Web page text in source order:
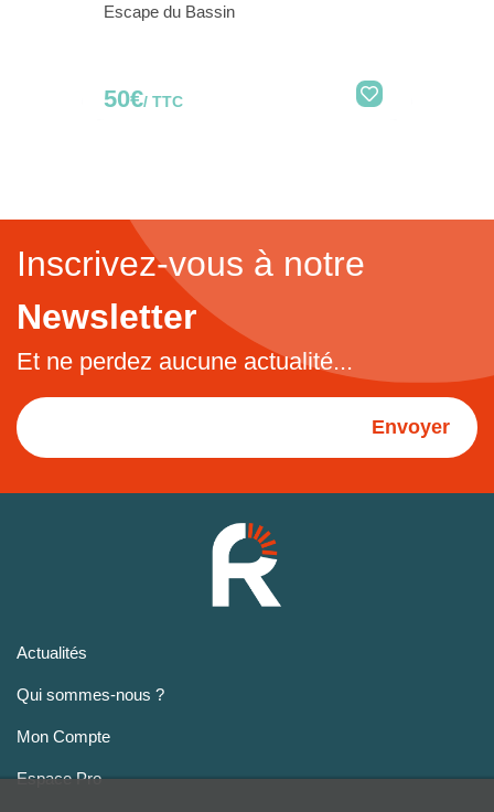
Escape du Bassin
50€/ TTC
Inscrivez-vous à notre
Newsletter
Et ne perdez aucune actualité...
Envoyer
Actualités
Qui sommes-nous ?
Mon Compte
Espace Pro